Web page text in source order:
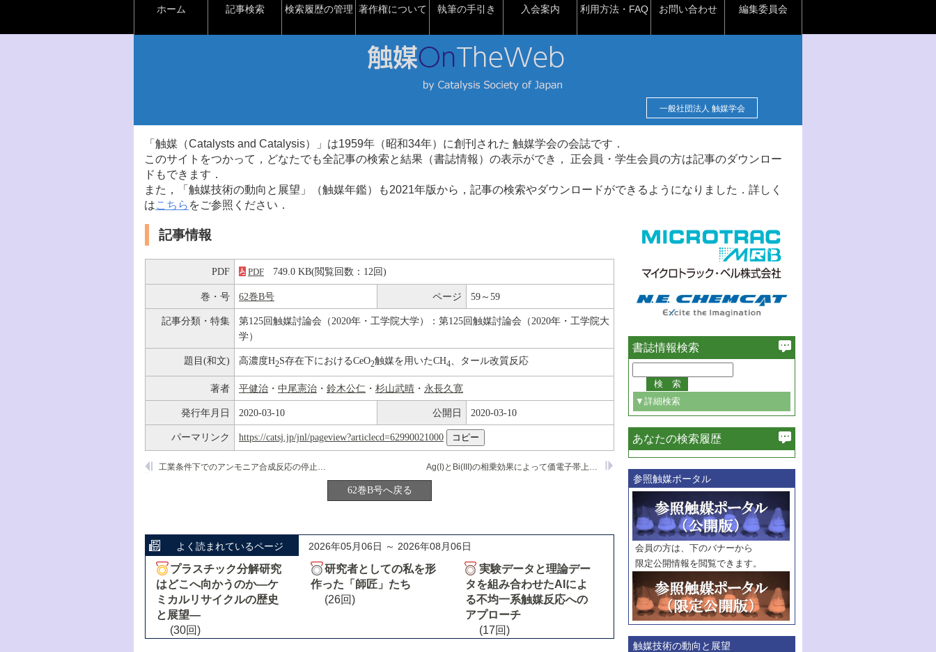
ホーム 記事検索 検索履歴の管理 著作権について 執筆の手引き 入会案内 利用方法・FAQ お問い合わせ 編集委員会
一般社団法人 触媒学会
「触媒（Catalysts and Catalysis）」は1959年（昭和34年）に創刊された 触媒学会の会誌です．
このサイトをつかって，どなたでも全記事の検索と結果（書誌情報）の表示ができ， 正会員・学生会員の方は記事のダウンロー
ドもできます．
また，「触媒技術の動向と展望」（触媒年鑑）も2021年版から，記事の検索やダウンロードができるようになりました．詳しく
はこちら をご参照ください．
記事情報
PDF PDF 749.0 KB(閲覧回数：12回)
巻・号 62巻B号 ページ 59～59
記事分類・特集
第125回触媒討論会（2020年・工学院大学）：第125回触媒討論会（2020年・工学院大
学）
題目(和文) 高濃度H2S存在下におけるCeO2触媒を用いたCH4 、タール改質反応
著者 平健治 ・ 中尾憲治 ・ 鈴木公仁 ・ 杉山武晴 ・ 永長久寛
発行年月日 2020-03-10 公開日 2020-03-10
パーマリンク https://catsj.jp/jnl/pageview?articlecd=62990021000
Ag(I)とBi(III)の相乗効果によって価電子帯上端が引き上げられたAgTaO 3-Na0.5Bi0.5TiO3固溶体光触媒を用いた水分解
工業条件下でのアンモニア合成反応の停止・再開における鉄触媒の挙動とその原理
62巻B号へ戻る
よく読まれているページ 2026年05月06日 ～ 2026年08月06日
プラスチック分解研究
はどこへ向かうのか―ケ
ミカルリサイクルの歴史
と展望―
(30回)
研究者としての私を形
作った「師匠」たち
(26回)
実験データと理論デー
タを組み合わせたAIによ
る不均一系触媒反応への
アプローチ
(17回)
書誌情報検索
▼詳細検索
必ず含む
巻・号指定
巻
号
範囲指定
巻
号～
巻
号
触媒年鑑
年度
記事種別
マーク：
マークあり
あなたの検索履歴
参照触媒ポータル
会員の方は、下のバナーから
限定公開情報を閲覧できます。
触媒技術の動向と展望